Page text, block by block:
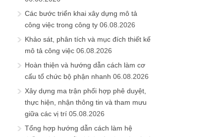
Các bước triển khai xây dựng mô tả
công việc trong công ty 06.08.2026
Khảo sát, phân tích và mục đích thiết kế
mô tả công việc 06.08.2026
Hoàn thiện và hướng dẫn cách làm cơ
cấu tổ chức bộ phận nhanh 06.08.2026
Xây dựng ma trận phối hợp phê duyệt,
thực hiện, nhận thông tin và tham mưu
giữa các vị trí 05.08.2026
Tổng hợp hướng dẫn cách làm hệ